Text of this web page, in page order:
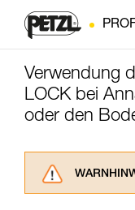
Verwendung
LOCK bei
oder den